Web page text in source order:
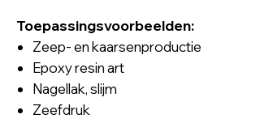
Toepassingsvoorbeelden:
Zeep- en kaarsenproductie
Epoxy resin art
Nagellak, slijm
Zeefdruk